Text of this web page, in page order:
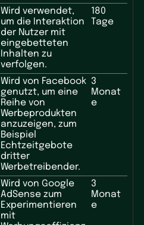
Wird verwendet,
um die Interaktion
der Nutzer mit
eingebetteten
Inhalten zu
verfolgen.
180
Tage
Wird von Facebook
genutzt, um eine
Reihe von
Werbeprodukten
anzuzeigen, zum
Beispiel
Echtzeitgebote
dritter
Werbetreibender.
3
Monat
e
Wird von Google
AdSense zum
Experimentieren
mit
3
Monat
e